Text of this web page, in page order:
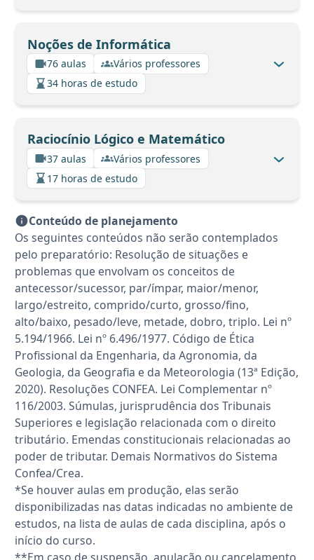
Noções de Informática
76 aulas
Vários professores
34 horas de estudo
Raciocínio Lógico e Matemático
37 aulas
Vários professores
17 horas de estudo
Conteúdo de planejamento
Os seguintes conteúdos não serão contemplados
pelo preparatório: Resolução de situações e
problemas que envolvam os conceitos de
antecessor/sucessor, par/ímpar, maior/menor,
largo/estreito, comprido/curto, grosso/fino,
alto/baixo, pesado/leve, metade, dobro, triplo. Lei nº
5.194/1966. Lei nº 6.496/1977. Código de Ética
Profissional da Engenharia, da Agronomia, da
Geologia, da Geografia e da Meteorologia (13ª Edição,
2020). Resoluções CONFEA. Lei Complementar nº
116/2003. Súmulas, jurisprudência dos Tribunais
Superiores e legislação relacionada com o direito
tributário. Emendas constitucionais relacionadas ao
poder de tributar. Demais Normativos do Sistema
Confea/Crea.
*Se houver aulas em produção, elas serão
disponibilizadas nas datas indicadas no ambiente de
estudos, na lista de aulas de cada disciplina, após o
início do curso.